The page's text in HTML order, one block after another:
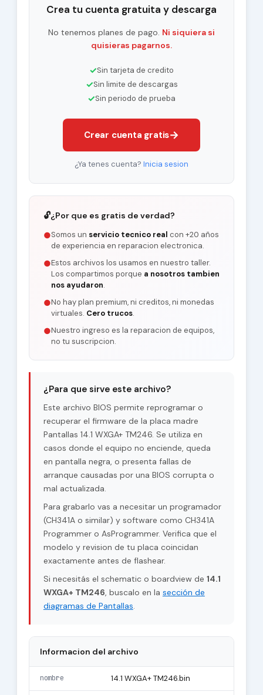
Crea tu cuenta gratuita y descarga
No tenemos planes de pago. Ni siquiera si
quisieras pagarnos.
✓Sin tarjeta de credito
✓Sin limite de descargas
✓Sin periodo de prueba
Crear cuenta gratis→
¿Ya tenes cuenta? Inicia sesion
🔓¿Por que es gratis de verdad?
●Somos un servicio tecnico real con +20 años
de experiencia en reparacion electronica.
●Estos archivos los usamos en nuestro taller.
Los compartimos porque a nosotros tambien
nos ayudaron.
●No hay plan premium, ni creditos, ni monedas
virtuales. Cero trucos.
●Nuestro ingreso es la reparacion de equipos,
no tu suscripcion.
¿Para que sirve este archivo?
Este archivo BIOS permite reprogramar o
recuperar el firmware de la placa madre
Pantallas 14.1 WXGA+ TM246. Se utiliza en
casos donde el equipo no enciende, queda
en pantalla negra, o presenta fallas de
arranque causadas por una BIOS corrupta o
mal actualizada.
Para grabarlo vas a necesitar un programador
(CH341A o similar) y software como CH341A
Programmer o AsProgrammer. Verifica que el
modelo y revision de tu placa coincidan
exactamente antes de flashear.
Si necesitás el schematic o boardview de 14.1
WXGA+ TM246, buscalo en la sección de
diagramas de Pantallas.
Informacion del archivo
nombre 14.1 WXGA+ TM246.bin